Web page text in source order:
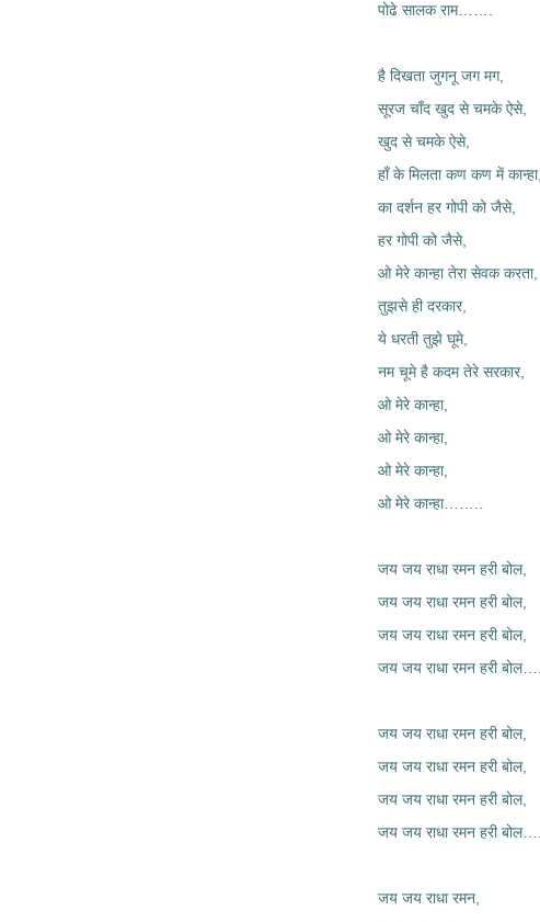
पोढे सालक राम…….
है दिखता जुगनू जग मग,
सूरज चाँद खुद से चमके ऐसे,
खुद से चमके ऐसे,
हाँ के मिलता कण कण में कान्हा,
का दर्शन हर गोपी को जैसे,
हर गोपी को जैसे,
ओ मेरे कान्हा तेरा सेवक करता,
तुझसे ही दरकार,
ये धरती तुझे घूमे,
नम चूमे है कदम तेरे सरकार,
ओ मेरे कान्हा,
ओ मेरे कान्हा,
ओ मेरे कान्हा,
ओ मेरे कान्हा……..
जय जय राधा रमन हरी बोल,
जय जय राधा रमन हरी बोल,
जय जय राधा रमन हरी बोल,
जय जय राधा रमन हरी बोल…..
जय जय राधा रमन हरी बोल,
जय जय राधा रमन हरी बोल,
जय जय राधा रमन हरी बोल,
जय जय राधा रमन हरी बोल….
जय जय राधा रमन,